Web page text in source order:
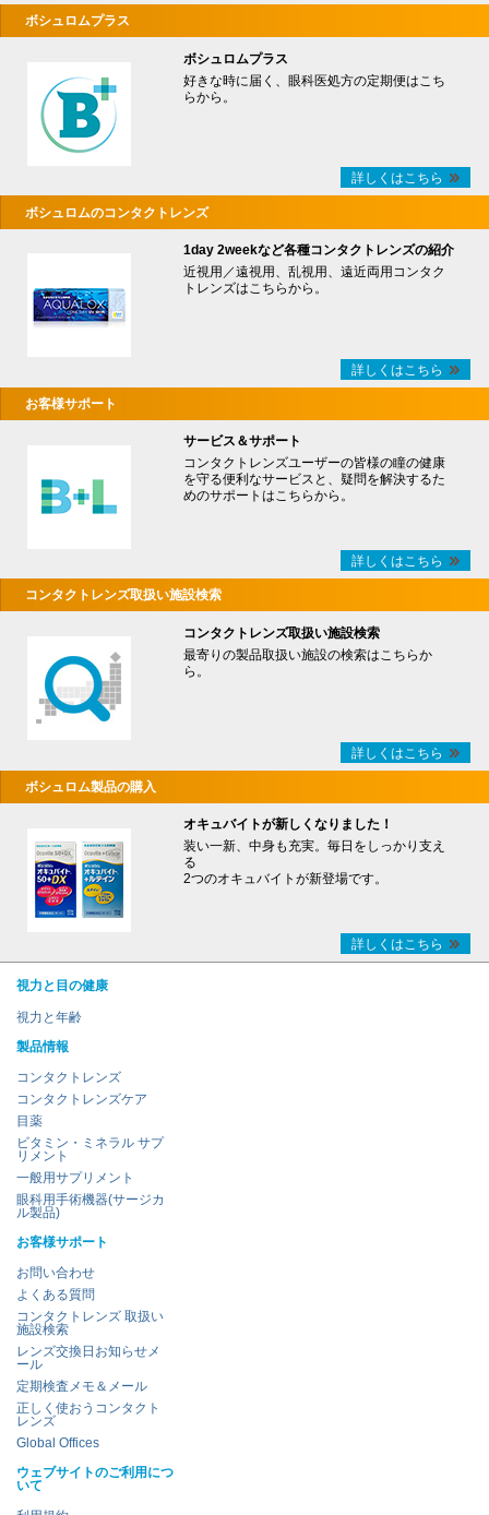
ボシュロムプラス
ボシュロムプラス
好きな時に届く、眼科医処方の定期便はこち
らから。
詳しくはこちら
ボシュロムのコンタクトレンズ
1day 2weekなど各種コンタクトレンズの紹介
近視用／遠視用、乱視用、遠近両用コンタク
トレンズはこちらから。
詳しくはこちら
お客様サポート
サービス＆サポート
コンタクトレンズユーザーの皆様の瞳の健康
を守る便利なサービスと、疑問を解決するた
めのサポートはこちらから。
詳しくはこちら
コンタクトレンズ取扱い施設検索
コンタクトレンズ取扱い施設検索
最寄りの製品取扱い施設の検索はこちらか
ら。
詳しくはこちら
ボシュロム製品の購入
オキュバイトが新しくなりました！
装い一新、中身も充実。毎日をしっかり支え
る
2つのオキュバイトが新登場です。
詳しくはこちら
視力と目の健康
視力と年齢
製品情報
コンタクトレンズ
コンタクトレンズケア
目薬
ビタミン・ミネラル サプ
リメント
一般用サプリメント
眼科用手術機器(サージカ
ル製品)
お客様サポート
お問い合わせ
よくある質問
コンタクトレンズ 取扱い
施設検索
レンズ交換日お知らせメ
ール
定期検査メモ＆メール
正しく使おうコンタクト
レンズ
Global Offices
ウェブサイトのご利用につ
いて